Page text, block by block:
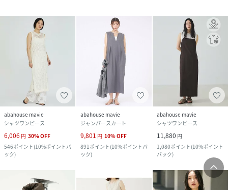
abahouse mavie
シャツワンピース
6,006 円 30%OFF
546ポイント(10%ポイントバ
ック)
abahouse mavie
ジャンパースカート
9,801 円 10%OFF
891ポイント(10%ポイントバ
ック)
abahouse mavie
シャツワンピース
11,880 円
1,080ポイント(10%ポイント
バック)